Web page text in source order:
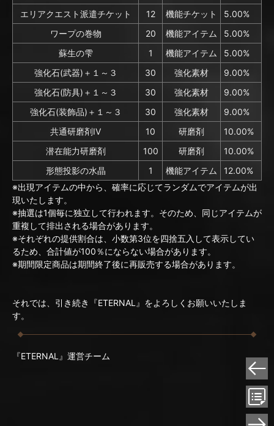
エリアクエスト派遣チケット 12 機能チケット
5.00%
ワープの巻物
20 機能アイテム
5.00%
蘇生の雫
1 機能アイテム
5.00%
強化石(武器)＋１～３
30 強化素材
9.00%
強化石(防具)＋１～３
30 強化素材
9.00%
強化石(装飾品)＋１～３
30 強化素材
9.00%
共通研磨剤IV
10 研磨剤
10.00%
潜在能力研磨剤
100 研磨剤
10.00%
形態投影の水晶
1 機能アイテム
12.00%
※出現アイテムの中から、確率に応じてランダムでアイテムが出
現いたします。
※抽選は1個毎に独立して行われます。そのため、同じアイテムが
重複して排出される場合があります。
※それぞれの提供割合は、小数第3位を四捨五入して表示してい
るため、合計値が100％にならない場合があります。
※期間限定商品は期間終了後に再販売する場合があります。
それでは、引き続き『ETERNAL』をよろしくお願いいたしま
す。
『ETERNAL』運営チーム